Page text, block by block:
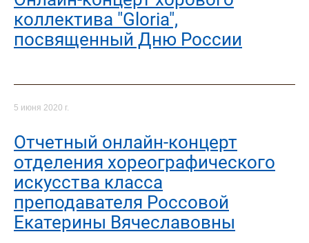
коллектива "Gloria",
посвященный Дню России
5 июня 2020 г.
Отчетный онлайн-концерт
отделения хореографического
искусства класса
преподавателя Россовой
Екатерины Вячеславовны